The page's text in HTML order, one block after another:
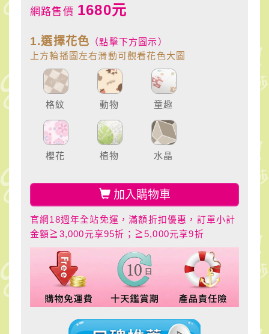
網路售價 1680元
1.選擇花色 （點擊下方圖示）
上方輪播圖左右滑動可觀看花色大圖
格紋 動物 童趣
櫻花 植物 水晶
加入購物車
官網18週年全站免運，滿額折扣優惠，訂單小計
金額≧3,000元享95折；≧5,000元享9折